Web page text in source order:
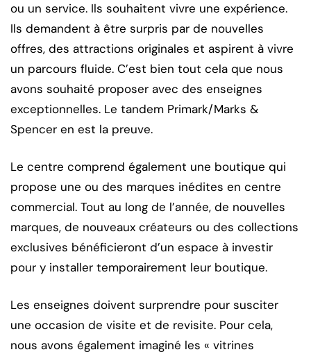
ou un service. Ils souhaitent vivre une expérience.
Ils demandent à être surpris par de nouvelles
offres, des attractions originales et aspirent à vivre
un parcours fluide. C’est bien tout cela que nous
avons souhaité proposer avec des enseignes
exceptionnelles. Le tandem Primark/Marks &
Spencer en est la preuve.
Le centre comprend également une boutique qui
propose une ou des marques inédites en centre
commercial. Tout au long de l’année, de nouvelles
marques, de nouveaux créateurs ou des collections
exclusives bénéficieront d’un espace à investir
pour y installer temporairement leur boutique.
Les enseignes doivent surprendre pour susciter
une occasion de visite et de revisite. Pour cela,
nous avons également imaginé les « vitrines